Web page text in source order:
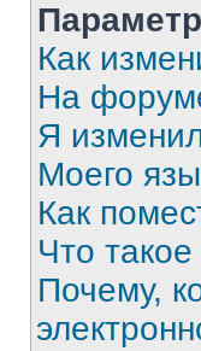
Как
На
Я
Моего
Как
Что
Почему,